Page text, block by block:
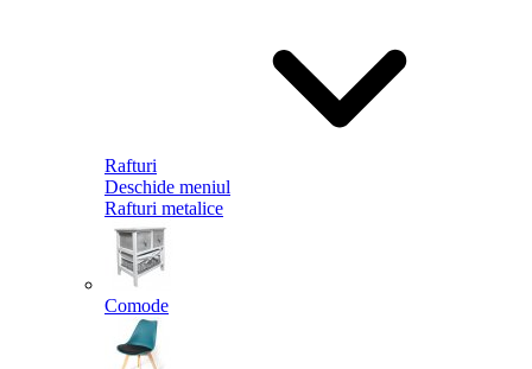
Rafturi
Deschide meniul
Rafturi metalice
Comode